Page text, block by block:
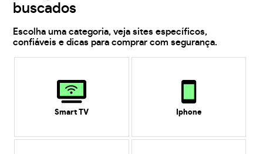
buscados
Escolha uma categoria, veja sites específicos,
confiáveis e dicas para comprar com segurança.
Smart TV Iphone